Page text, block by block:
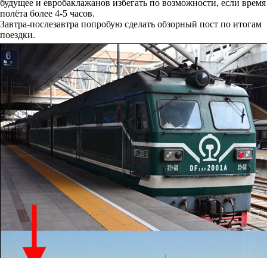
будущее и евробаклажанов избегать по возможности, если время
полёта более 4-5 часов.
Завтра-послезавтра попробую сделать обзорный пост по итогам
поездки.